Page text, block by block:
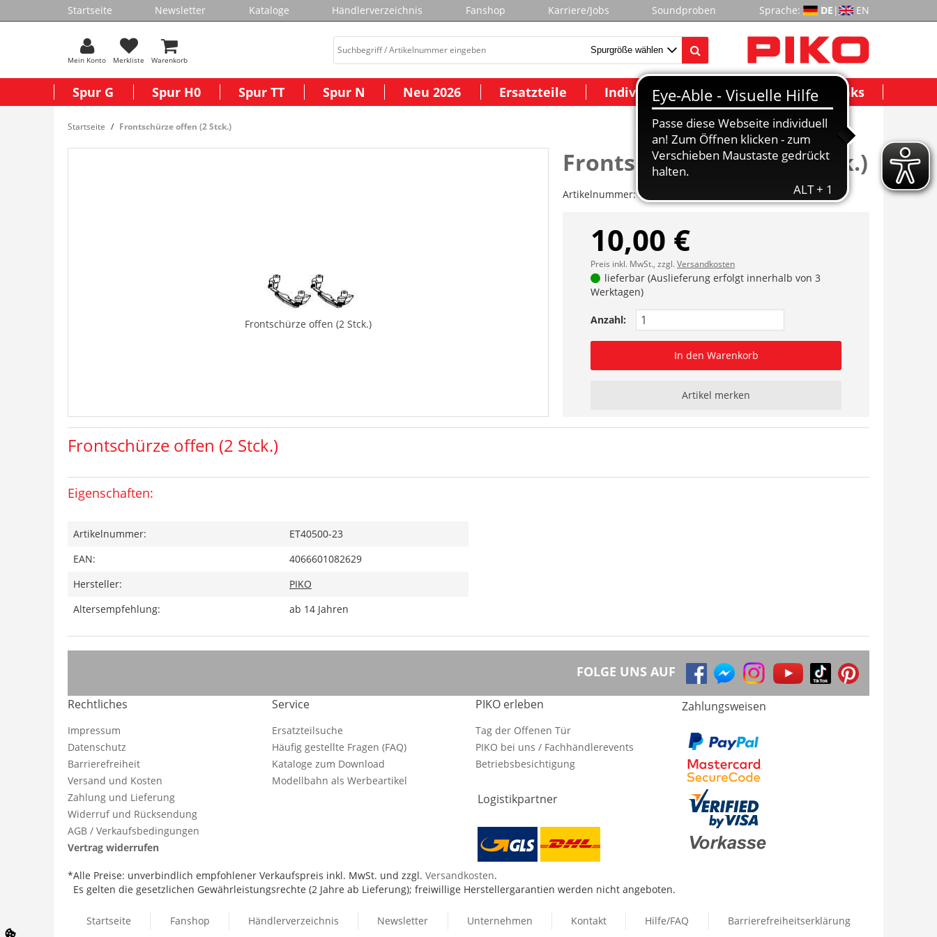
Startseite Newsletter Kataloge Händlerverzeichnis Fanshop Karriere/Jobs Soundproben Sprache: DE | EN
Mein Konto Merkliste Warenkorb
Spur G Spur H0 Spur TT Spur N Neu 2026 Ersatzteile Individuelle Modelle Wichtige Links
Startseite Frontschürze offen (2 Stck.)
Frontschürze offen (2 Stck.)
Frontschürze offen (2 Stck.)
Artikelnummer:ET40500-23
10,00 €
Preis inkl. MwSt., zzgl.Versandkosten
lieferbar (Auslieferung erfolgt innerhalb von 3
Werktagen)
Anzahl:
In den Warenkorb
Artikel merken
Frontschürze offen (2 Stck.)
Eigenschaften:
Artikelnummer:
ET40500-23
EAN:
4066601082629
Hersteller:
PIKO
Altersempfehlung:
ab 14 Jahren
FOLGE UNS AUF
Rechtliches
Impressum
Datenschutz
Barrierefreiheit
Versand und Kosten
Zahlung und Lieferung
Widerruf und Rücksendung
AGB / Verkaufsbedingungen
Vertrag widerrufen
Service
Ersatzteilsuche
Häufig gestellte Fragen (FAQ)
Kataloge zum Download
Modellbahn als Werbeartikel
PIKO erleben
Tag der Offenen Tür
PIKO bei uns / Fachhändlerevents
Betriebsbesichtigung
Logistikpartner
Zahlungsweisen
*Alle Preise: unverbindlich empfohlener Verkaufspreis inkl. MwSt. und zzgl. Versandkosten.
Es gelten die gesetzlichen Gewährleistungsrechte (2 Jahre ab Lieferung); freiwillige Herstellergarantien werden nicht angeboten.
Startseite Fanshop Händlerverzeichnis Newsletter Unternehmen Kontakt Hilfe/FAQ Barrierefreiheitserklärung